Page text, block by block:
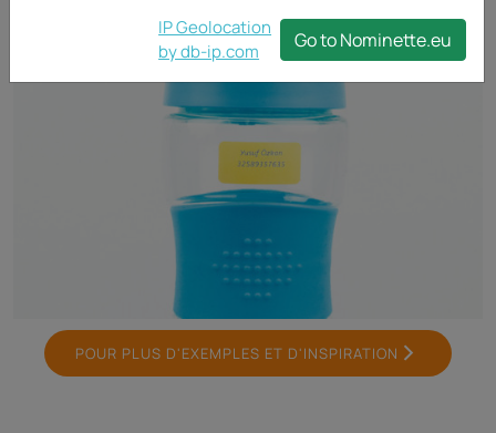
POUR PLUS D'EXEMPLES ET D'INSPIRATION
IP Geolocation
by db-ip.com
Go to Nominette.eu